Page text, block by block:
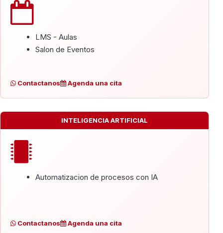
LMS - Aulas
Salon de Eventos
Contactanos Agenda una cita
INTELIGENCIA ARTIFICIAL
Automatizacion de procesos con IA
Contactanos Agenda una cita